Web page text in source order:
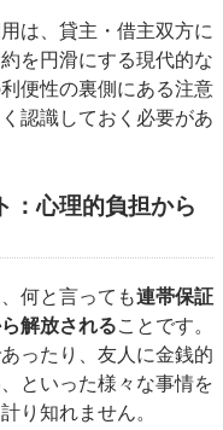
は、貸主・借主双方に
を円滑にする現代的な
便性の裏側にある注意
認識しておく必要があ
：心理的負担から
何と言っても連帯保証
解放されることです。
ったり、友人に金銭的
といった様々な事情を
り知れません。